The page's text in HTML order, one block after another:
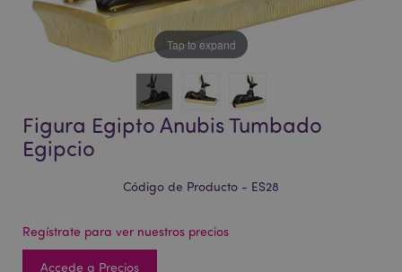
Tap to expand
Figura Egipto Anubis Tumbado
Egipcio
Código de Producto - ES28
Regístrate para ver nuestros precios
Accede a Precios